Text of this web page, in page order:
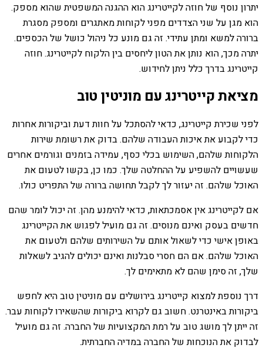
יתרון נוסף של חוזה לקייטרינג הוא ההגנה המשפטית שהוא מספק.
הוא מגן על שני הצדדים מפני לקוחות מאתגרים ומספק מסגרת
ברורה למשא ומתן עתידי. זה גם מונע כל ניהול כושל של הכספים.
יתרה מכך, הוא נותן את הטון ליחסים בין הלקוח לקייטרינג. חוזה
קייטרינג בדרך כלל ניתן לחידוש.
מציאת קייטרינג עם מוניטין טוב
לפני שכירת קייטרינג, כדאי להסתכל על חוות דעת וביקורות אחרות
כדי לקבוע את איכות העבודה שלהם. בדוק את רשומת שירות
הלקוחות שלהם, השימוש בכלי כסף, עמידה בזמנים וגורמים אחרים
שעשויים להשפיע על ההחלטה שלך. כמו כן, בקשו לטעום את
האוכל שלהם. זה יעזור לך לקבל תחושה ברורה של התפריט כולו.
אם לקייטרינג אין אסמכתאות, כדאי להימנע מהן. זה יכול לומר שהם
חדשים בעסק ואינם מנוסים. זה גם מועיל לפגוש את הקייטרינג
באופן אישי כדי לשאול אותם על השירותים שלהם ולטעום את
האוכל שלהם. אם הם חסרי סבלנות ואינם יכולים להגיב לשאלות
שלך, זה סימן שהם לא מתאימים לך.
דרך נוספת למצוא קייטרינג בירושלים עם מוניטין טוב היא לחפש
ביקורות באינטרנט. חשוב גם לקרוא ביקורות שהשאירו לקוחות עבר.
זה ייתן לך מושג טוב על רמת המקצועיות של החברה. זה גם מועיל
לבדוק את הנוכחות של החברה במדיה החברתית.